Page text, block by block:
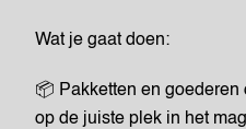
Wat je gaat doen:
📦 Pakketten en goederen
op de juiste plek in het